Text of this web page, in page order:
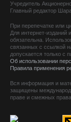
Учредитель
Главный редактор
При перепечатке или
Для интернет-изданий
обязательна.
связанных с ссылкой
допускается только
Об использовании
Правила применения
Вся информация и
защищены
праве и смежных